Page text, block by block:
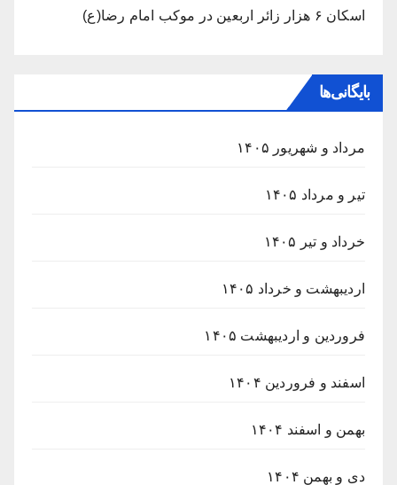
اسکان ۶ هزار زائر اربعین در موکب امام رضا(ع)
بایگانی‌ها
مرداد و شهریور ۱۴۰۵
تیر و مرداد ۱۴۰۵
خرداد و تیر ۱۴۰۵
اردیبهشت و خرداد ۱۴۰۵
فروردین و اردیبهشت ۱۴۰۵
اسفند و فروردین ۱۴۰۴
بهمن و اسفند ۱۴۰۴
دی و بهمن ۱۴۰۴